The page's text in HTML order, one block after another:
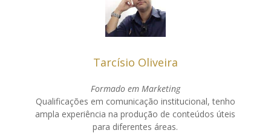
Tarcísio Oliveira
Formado em Marketing
Qualificações em comunicação institucional, tenho
ampla experiência na produção de conteúdos úteis
para diferentes áreas.